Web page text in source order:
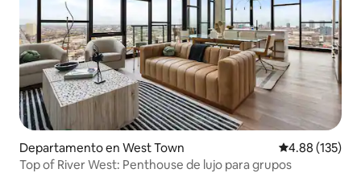
Departamento en West Town Calificación
4.88 (135)
Top of River West: Penthouse de lujo para grupos